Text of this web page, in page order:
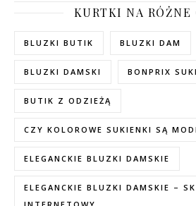
KURTKI NA RÓŻNE
BLUZKI BUTIK BLUZKI DAM
BLUZKI DAMSKI BONPRIX
BUTIK Z ODZIEŻĄ
CZY KOLOROWE SUKIENKI SĄ
ELEGANCKIE BLUZKI DAMSKIE
ELEGANCKIE BLUZKI DAMSKIE –